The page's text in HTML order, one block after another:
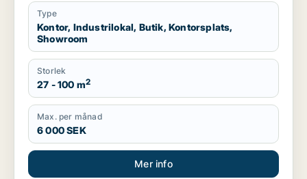
Type
Kontor, Industrilokal, Butik, Kontorsplats,
Showroom
Storlek
27 - 100 m2
Max. per månad
6 000 SEK
Mer info